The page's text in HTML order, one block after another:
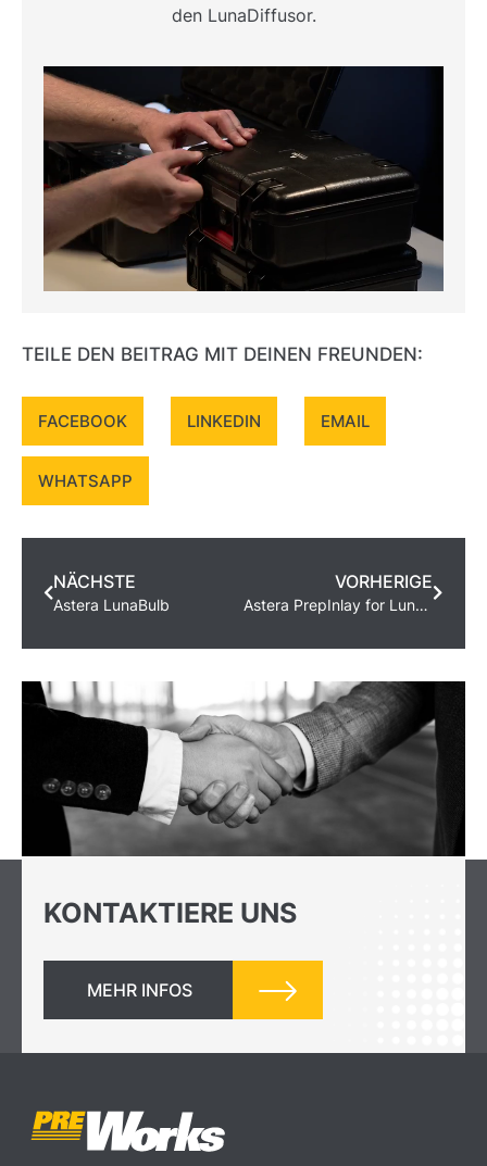
den LunaDiffusor.
TEILE DEN BEITRAG MIT DEINEN FREUNDEN:
FACEBOOK LINKEDIN EMAIL
WHATSAPP
NÄCHSTE
Astera LunaBulb
VORHERIGE
Astera PrepInlay for LunaBulb
KONTAKTIERE UNS
MEHR INFOS